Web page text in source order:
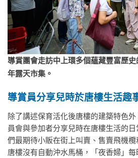
導賞團會走訪中上環多個蘊藏豐富歷
年露天市集。
導賞員分享兒時於唐樓生活趣
除了講述保育活化後唐樓的建築特色
員會與參加者分享兒時在唐樓生活的
們最期待小販在街上叫賣、售賣飛機
唐樓沒有自動沖水馬桶，「夜香婦」